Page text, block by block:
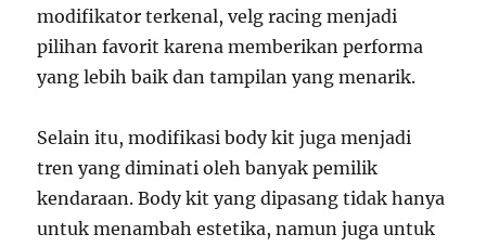
modifikator terkenal, velg racing menjadi
pilihan favorit karena memberikan performa
yang lebih baik dan tampilan yang menarik.
Selain itu, modifikasi body kit juga menjadi
tren yang diminati oleh banyak pemilik
kendaraan. Body kit yang dipasang tidak hanya
untuk menambah estetika, namun juga untuk